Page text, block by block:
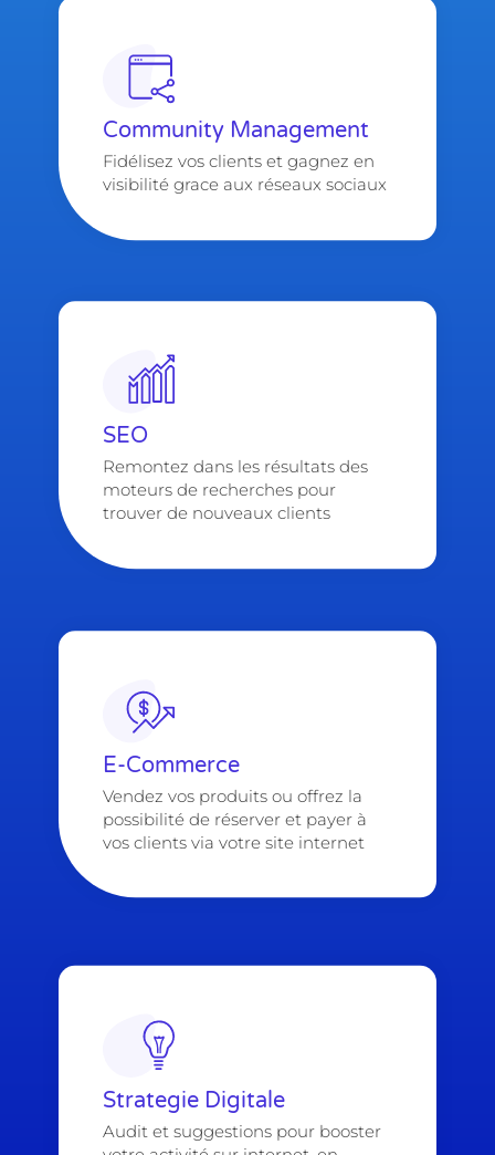
Community Management
Fidélisez vos clients et gagnez en
visibilité grace aux réseaux sociaux
SEO
Remontez dans les résultats des
moteurs de recherches pour
trouver de nouveaux clients
E-Commerce
Vendez vos produits ou offrez la
possibilité de réserver et payer à
vos clients via votre site internet
Strategie Digitale
Audit et suggestions pour booster